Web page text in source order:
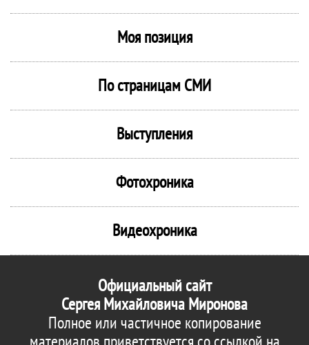
Моя позиция
По страницам СМИ
Выступления
Фотохроника
Видеохроника
Официальный сайт
Сергея Михайловича Миронова
Полное или частичное копирование